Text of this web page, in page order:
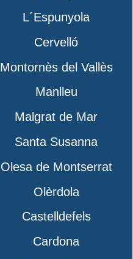
L´Espunyola
Cervelló
Montornès del Vallès
Manlleu
Malgrat de Mar
Santa Susanna
Olesa de Montserrat
Olèrdola
Castelldefels
Cardona